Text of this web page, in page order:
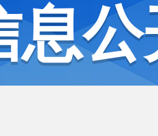
息公